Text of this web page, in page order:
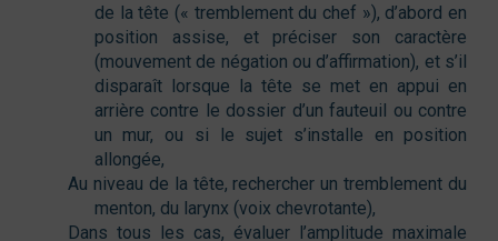
de la tête (« tremblement du chef »), d’abord en
position assise, et préciser son caractère
(mouvement de négation ou d’affirmation), et s’il
disparaît lorsque la tête se met en appui en
arrière contre le dossier d’un fauteuil ou contre
un mur, ou si le sujet s’installe en position
allongée,
Au niveau de la tête, rechercher un tremblement du
menton, du larynx (voix chevrotante),
Dans tous les cas, évaluer l’amplitude maximale